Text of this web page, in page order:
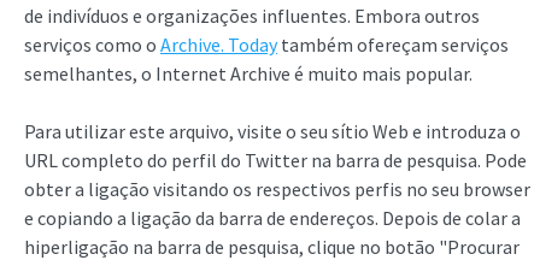
de indivíduos e organizações influentes. Embora outros
serviços como o Archive. Todaytambém ofereçam serviços
semelhantes, o Internet Archive é muito mais popular.
Para utilizar este arquivo, visite o seu sítio Web e introduza o
URL completo do perfil do Twitter na barra de pesquisa. Pode
obter a ligação visitando os respectivos perfis no seu browser
e copiando a ligação da barra de endereços. Depois de colar a
hiperligação na barra de pesquisa, clique no botão "Procurar